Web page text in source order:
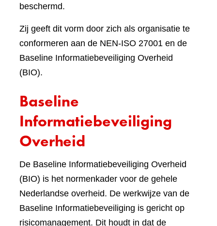
beschermd.
Zij geeft dit vorm door zich als organisatie te
conformeren aan de NEN-ISO 27001 en de
Baseline Informatiebeveiliging Overheid
(BIO).
Baseline
Informatiebeveiliging
Overheid
De Baseline Informatiebeveiliging Overheid
(BIO) is het normenkader voor de gehele
Nederlandse overheid. De werkwijze van de
Baseline Informatiebeveiliging is gericht op
risicomanagement. Dit houdt in dat de